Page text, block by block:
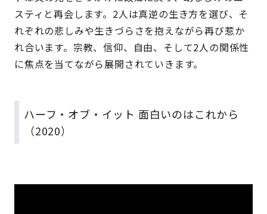
スティと再会します。2人は真逆の生き方を選び、そ
れぞれの悲しみや生きづらさを抱えながら再び惹か
れ合います。宗教、信仰、自由、そして2人の関係性
に焦点を当てながら展開されていきます。
ハーフ・オブ・イット 面白いのはこれから
（2020）